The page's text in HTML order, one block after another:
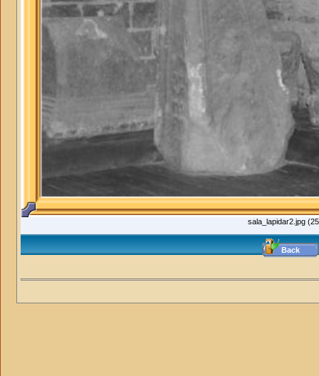
sala_lapidar2.jpg